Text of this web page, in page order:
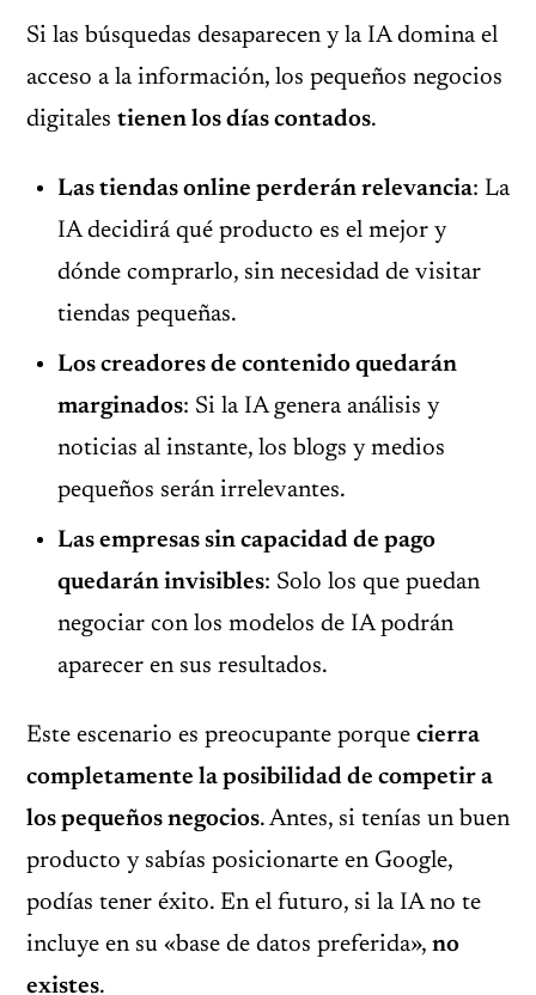
Si las búsquedas desaparecen y la IA domina el
acceso a la información, los pequeños negocios
digitales tienen los días contados.
Las tiendas online perderán relevancia: La
IA decidirá qué producto es el mejor y
dónde comprarlo, sin necesidad de visitar
tiendas pequeñas.
Los creadores de contenido quedarán
marginados: Si la IA genera análisis y
noticias al instante, los blogs y medios
pequeños serán irrelevantes.
Las empresas sin capacidad de pago
quedarán invisibles: Solo los que puedan
negociar con los modelos de IA podrán
aparecer en sus resultados.
Este escenario es preocupante porque cierra
completamente la posibilidad de competir a
los pequeños negocios. Antes, si tenías un buen
producto y sabías posicionarte en Google,
podías tener éxito. En el futuro, si la IA no te
incluye en su «base de datos preferida», no
existes.